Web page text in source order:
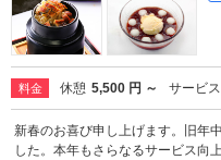
料金 休憩 5,500 円 ～ サービ
新春のお喜び申し上げます。旧年
した。本年もさらなるサービス向